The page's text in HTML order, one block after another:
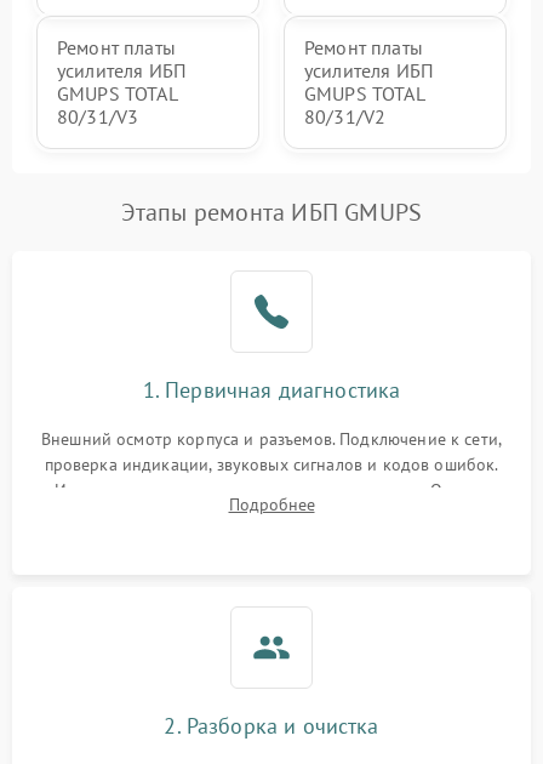
Ремонт платы
усилителя ИБП
GMUPS TOTAL
80/31/V3
Ремонт платы
усилителя ИБП
GMUPS TOTAL
80/31/V2
Этапы ремонта ИБП GMUPS
1. Первичная диагностика
Внешний осмотр корпуса и разъемов. Подключение к сети,
проверка индикации, звуковых сигналов и кодов ошибок.
Измерение входного и выходного напряжения. Оценка
реакции ИБП на отключение основного питания без
Подробнее
2. Разборка и очистка